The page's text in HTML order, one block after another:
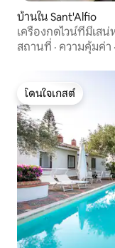
บ้านใน Sant'Alfio
เครื่องกดไวน์ที่มีเสน่
สถานที่ · ความคุ้มค่า ·
โดนใจเกสต์
โดนใจเกสต์